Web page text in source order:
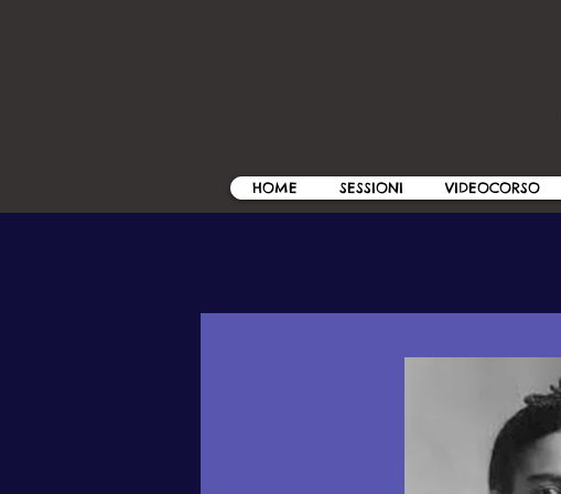
HOME SESSIONI VIDEOCORSO